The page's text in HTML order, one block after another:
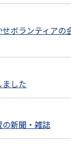
ボランティアの
した
新聞・雑誌